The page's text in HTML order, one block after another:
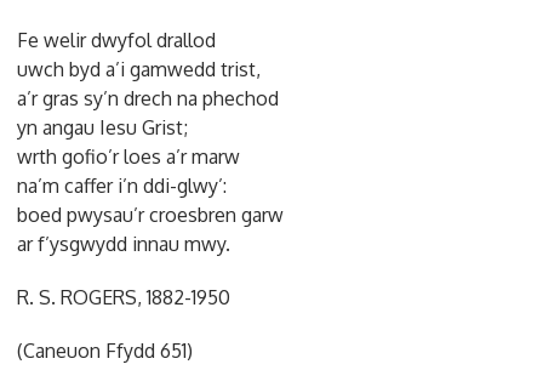
Fe welir dwyfol drallod
uwch byd a’i gamwedd trist,
a’r gras sy’n drech na phechod
yn angau Iesu Grist;
wrth gofio’r loes a’r marw
na’m caffer i’n ddi-glwy’:
boed pwysau’r croesbren garw
ar f’ysgwydd innau mwy.
R. S. ROGERS, 1882-1950
(Caneuon Ffydd 651)